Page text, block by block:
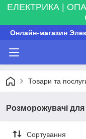
ЕЛЕКТРИКА |
Онлайн-магазин
Товари та
Розморожувачі для
Сортування